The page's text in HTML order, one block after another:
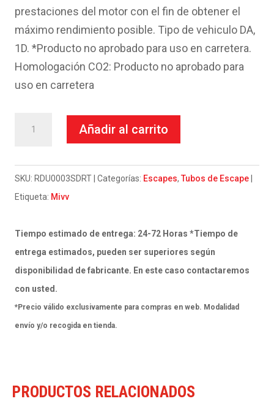
prestaciones del motor con el fin de obtener el
máximo rendimiento posible. Tipo de vehiculo DA,
1D. *Producto no aprobado para uso en carretera.
Homologación CO2: Producto no aprobado para
uso en carretera
system
2x1
Race
Full
titanium
Ducati
Panigale
V4
Añadir al carrito
SKU: RDU0003SDRT Categorías: Escapes,Tubos de Escape
Etiqueta: Mivv
Tiempo estimado de entrega: 24-72 Horas *Tiempo de
entrega estimados, pueden ser superiores según
disponibilidad de fabricante. En este caso contactaremos
con usted.
*Precio válido exclusivamente para compras en web. Modalidad
envío y/o recogida en tienda.
PRODUCTOS RELACIONADOS